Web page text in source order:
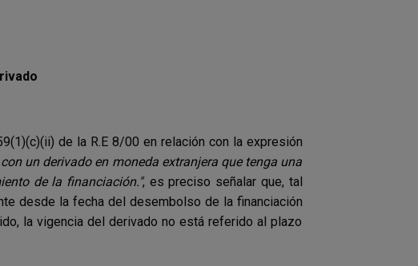
de la R.E 8/00 en relación con la expresión
un derivado en moneda extranjera que tenga una
de la financiación.", es preciso señalar que, tal
desde la fecha del desembolso de la financiación
la vigencia del derivado no está referido al plazo